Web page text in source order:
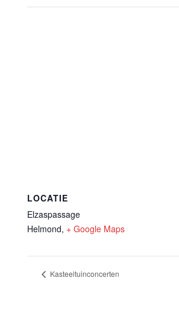
LOCATIE
Elzaspassage
Helmond, + Google Maps
Kasteeltuinconcerten